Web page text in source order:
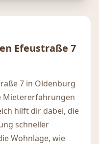
Efeustraße 7
7 in Oldenburg
Mietererfahrungen
hilft dir dabei, die
schneller
Wohnlage, wie